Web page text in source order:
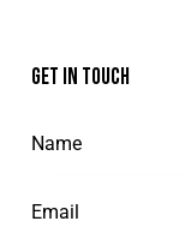
GET IN TOUCH